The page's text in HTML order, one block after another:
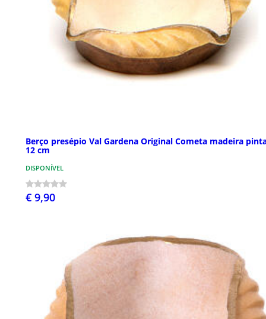
Berço presépio Val Gardena Original Cometa madeira
12 cm
DISPONÍVEL
€ 9,90